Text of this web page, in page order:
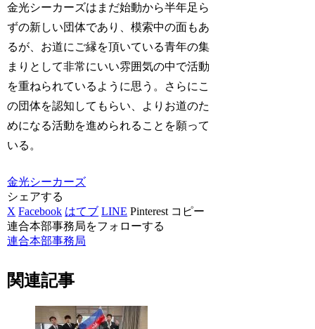
金光シーカーズはまだ始動から半年足ら
ずの新しい団体であり、模索中の面もあ
るが、お道にご縁を頂いている青年の集
まりとして非常にいい雰囲気の中で活動
を重ねられているように思う。さらにこ
の団体を認知してもらい、よりお道のた
めになる活動を進められることを願って
いる。
金光シーカーズ
シェアする
X Facebook はてブ LINE Pinterest コピー
連合本部事務局をフォローする
連合本部事務局
関連記事